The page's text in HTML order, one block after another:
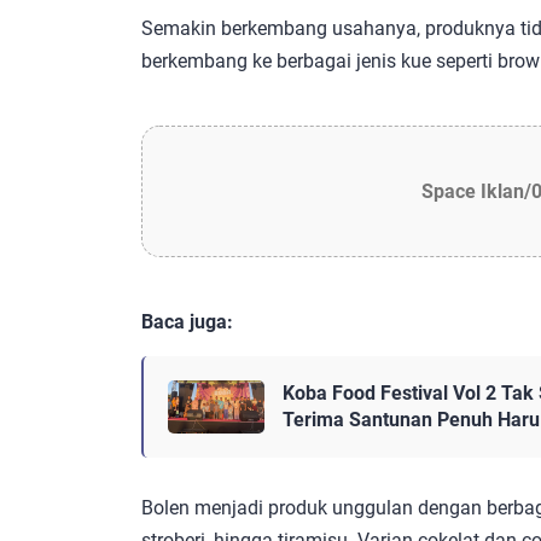
Semakin berkembang usahanya, produknya
berkembang ke berbagai jenis kue seperti
Space Iklan/
Baca juga:
Koba Food Festival Vol 2
Terima Santunan Penuh Haru
Bolen menjadi produk unggulan dengan